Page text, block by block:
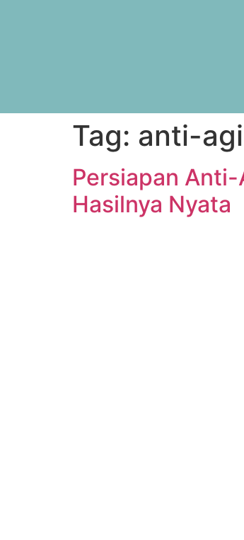
Tag: anti-
Persiapan
Hasilnya Nyata